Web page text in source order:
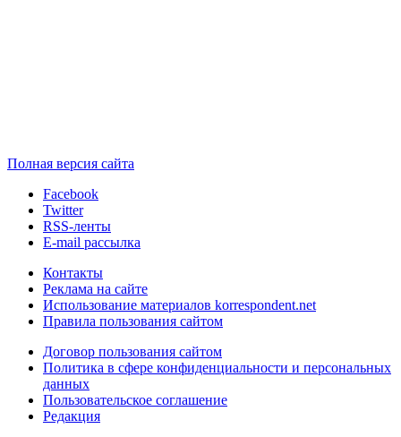
Полная версия сайта
Facebook
Twitter
RSS-ленты
E-mail рассылка
Контакты
Реклама на сайте
Использование материалов korrespondent.net
Правила пользования сайтом
Договор пользования сайтом
Политика в сфере конфиденциальности и персональных
данных
Пользовательское соглашение
Редакция